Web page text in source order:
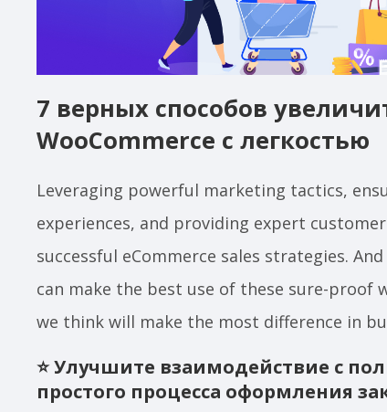
7 верных способов
WooCommerce с легкостью
Leveraging powerful marketing tactics,
experiences, and providing expert
successful eCommerce sales strategies.
can make the best use of these sure-proof
we think will make the most difference in
⭐ Улучшите взаимодействие с
простого процесса оформления